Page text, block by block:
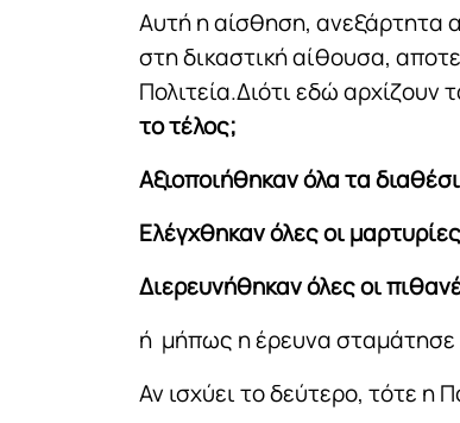
Αυτή η αίσθηση, ανεξάρτητα
στη δικαστική αίθουσα,
Πολιτεία.Διότι εδώ
το τέλος;
Αξιοποιήθηκαν όλα τα
Ελέγχθηκαν όλες οι
Διερευνήθηκαν όλες οι
ή μήπως η έρευνα σταμάτησε
Αν ισχύει το δεύτερο, τότε η